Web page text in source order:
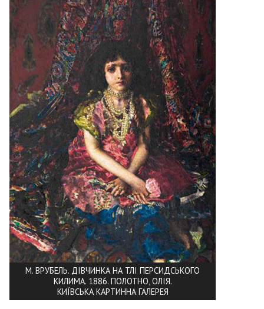
М. ВРУБЕЛЬ. ДІВЧИНКА НА ТЛІ ПЕРСИДСЬКОГО
КИЛИМА. 1886. ПОЛОТНО, ОЛІЯ.
КИЇВСЬКА КАРТИННА ГАЛЕРЕЯ